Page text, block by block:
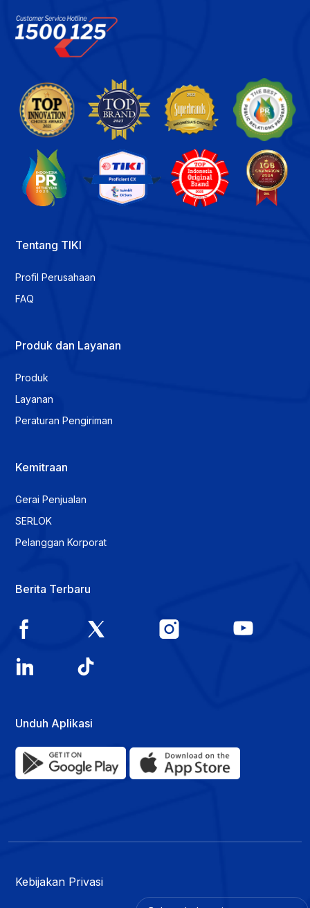
Tentang TIKI
Profil Perusahaan
FAQ
Produk dan Layanan
Produk
Layanan
Peraturan Pengiriman
Kemitraan
Gerai Penjualan
SERLOK
Pelanggan Korporat
Berita Terbaru
Unduh Aplikasi
Kebijakan Privasi